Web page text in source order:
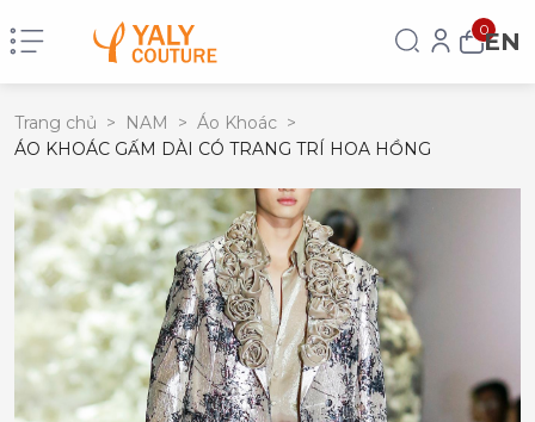
0EN
Trang chủ > NAM > Áo Khoác >
ÁO KHOÁC GẤM DÀI CÓ TRANG TRÍ HOA HỒNG